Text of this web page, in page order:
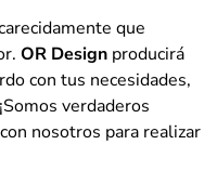
que
OR Design producirá
con tus necesidades,
verdaderos
nosotros para realizar